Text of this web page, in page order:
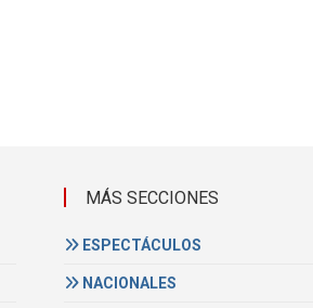
MÁS SECCIONES
ESPECTÁCULOS
NACIONALES